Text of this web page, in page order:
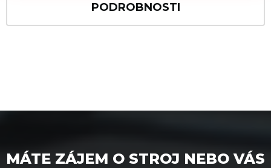
PODROBNOSTI
MÁTE ZÁJEM O STROJ NEBO VÁS